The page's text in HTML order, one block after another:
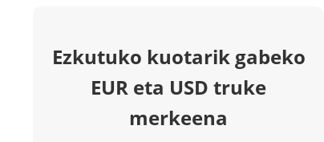
Ezkutuko kuotarik gabeko
EUR eta USD truke
merkeena